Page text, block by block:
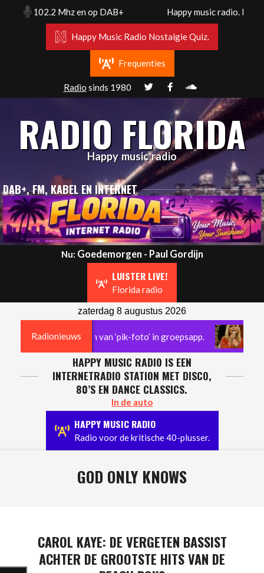
Fm 102.2 Mhz en op DAB+ Happy music radio.
Happy Music Radio Nostalgie Quiz.
Frequenties
Radio sinds 1980
RADIO FLORIDA
Happy music radio
DAB+, FM, KABEL EN INTERNET
Nu: Goedemorgen - Paul Gordijn
LUISTER LIVE!
Florida radio
zaterdag 8 augustus 2026
Radionieuws
na versturen van ‘pik-foto’ in groepsapp.
HAPPY MUSIC RADIO IS EEN
INTERNETRADIO STATION MET DISCO,
80’S EN DANCE CLASSICS.
In de auto
HAPPY MUSIC RADIO
Radio voor de kritische 40-plusser.
GOD ONLY KNOWS
CAROL KAYE: DE VERGETEN BASSIST
ACHTER DE GROOTSTE HITS VAN DE